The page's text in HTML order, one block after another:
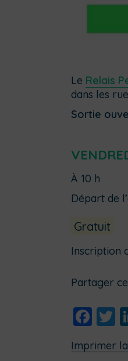
Le Relais
dans les
Sortie
À 10 h
Départ de
Gratuit
Inscription
Partager
Imprimer